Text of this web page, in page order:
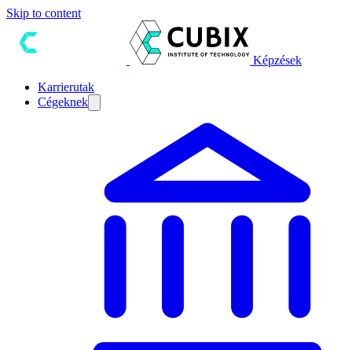
Skip to content
Képzések
Karrierutak
Cégeknek